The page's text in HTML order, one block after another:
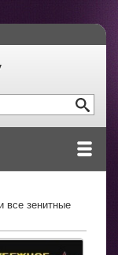
все зенитные